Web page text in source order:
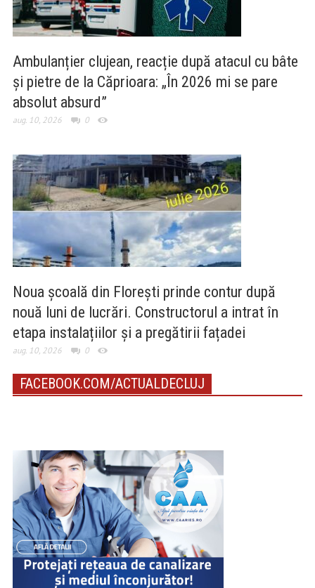
Ambulanțier clujean, reacție după atacul cu bâte
și pietre de la Căprioara: „În 2026 mi se pare
absolut absurd”
aug. 10, 2026 0
Noua școală din Florești prinde contur după
nouă luni de lucrări. Constructorul a intrat în
etapa instalațiilor și a pregătirii fațadei
aug. 10, 2026 0
FACEBOOK.COM/ACTUALDECLUJ